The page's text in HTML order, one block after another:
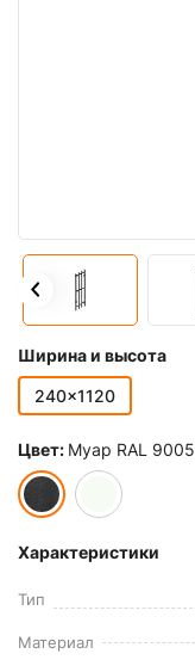
Ширина и высота
240x1120
Цвет: Муар RAL 9005
Характеристики
Тип
Материал